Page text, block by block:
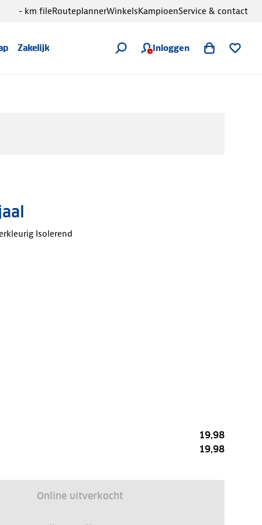
Zakelijk Inloggen
- km fileRouteplannerWinkelsKampioenService & contact
Isolerend
19,98
19,98
Online uitverkocht